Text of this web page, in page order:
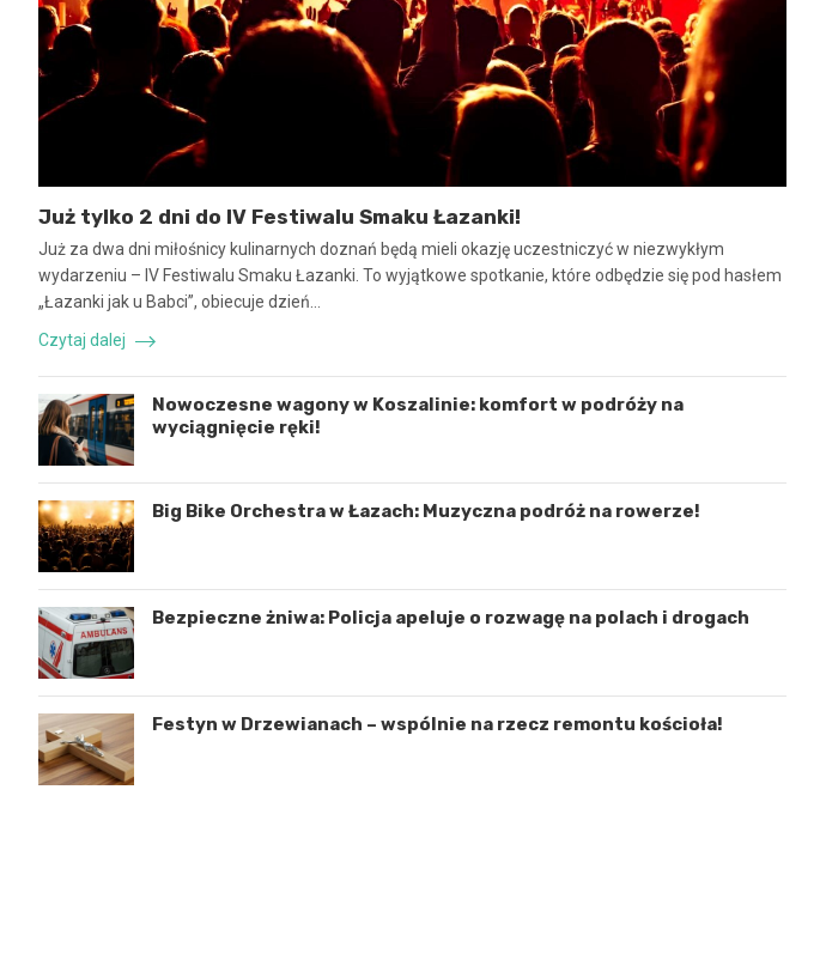
Już tylko 2 dni do IV Festiwalu Smaku Łazanki!
Już za dwa dni miłośnicy kulinarnych doznań będą mieli okazję uczestniczyć w niezwykłym
wydarzeniu – IV Festiwalu Smaku Łazanki. To wyjątkowe spotkanie, które odbędzie się pod hasłem
„Łazanki jak u Babci”, obiecuje dzień…
Czytaj dalej
Nowoczesne wagony w Koszalinie: komfort w podróży na
wyciągnięcie ręki!
Big Bike Orchestra w Łazach: Muzyczna podróż na rowerze!
Bezpieczne żniwa: Policja apeluje o rozwagę na polach i drogach
Festyn w Drzewianach – wspólnie na rzecz remontu kościoła!